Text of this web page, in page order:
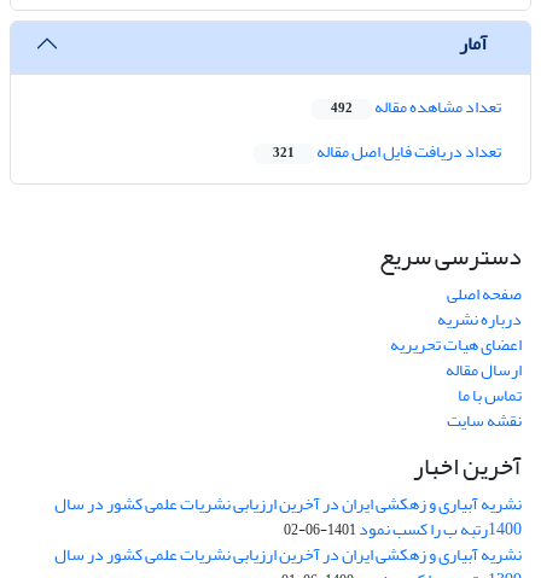
آمار
تعداد مشاهده مقاله 492
تعداد دریافت فایل اصل مقاله 321
دسترسی سریع
صفحه اصلی
درباره نشریه
اعضای هیات تحریریه
ارسال مقاله
تماس با ما
نقشه سایت
آخرین اخبار
نشریه آبیاری و زهکشی ایران در آخرین ارزیابی نشریات علمی کشور در سال
1400رتبه ب را کسب نمود 1401-06-02
نشریه آبیاری و زهکشی ایران در آخرین ارزیابی نشریات علمی کشور در سال